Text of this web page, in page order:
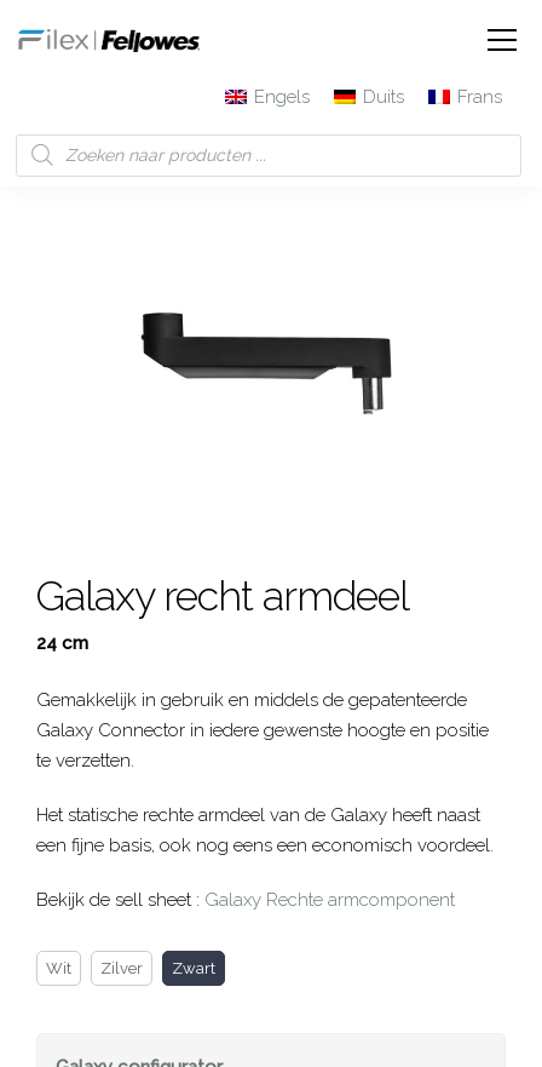
Engels Duits
Frans
Galaxy recht armdeel
24 cm
Gemakkelijk in gebruik en middels de gepatenteerde
Galaxy Connector in iedere gewenste hoogte en positie
te verzetten.
Het statische rechte armdeel van de Galaxy heeft naast
een fijne basis, ook nog eens een economisch voordeel.
Bekijk de sell sheet : Galaxy Rechte armcomponent
Wit Zilver Zwart